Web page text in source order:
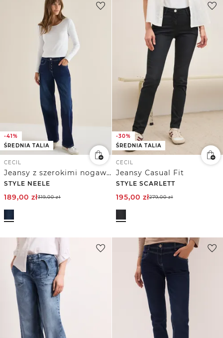
-41%
ŚREDNIA TALIA
CECIL
Jeansy z szerokimi nogawkami
STYLE NEELE
189,00 zł319,00zł
-30%
ŚREDNIA TALIA
CECIL
Jeansy Casual Fit
STYLE SCARLETT
195,00 zł279,00zł